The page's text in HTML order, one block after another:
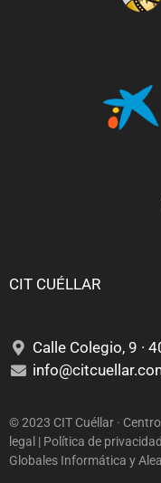
CIT CUÉLLAR
Calle Colegio, 9 ·
© 2023 CIT Cuéllar ·
legal | Política de
Globales Informática y